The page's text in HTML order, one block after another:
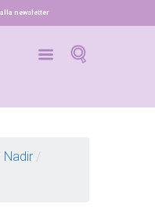
newsletter
Nadir /